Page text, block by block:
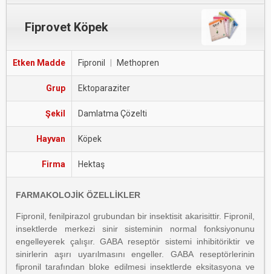
Fiprovet Köpek
Etken Madde Fipronil Methopren
Grup Ektoparaziter
Şekil Damlatma Çözelti
Hayvan Köpek
Firma Hektaş
FARMAKOLOJİK ÖZELLİKLER
Fipronil, fenilpirazol grubundan bir insektisit akarisittir. Fipronil,
insektlerde merkezi sinir sisteminin normal fonksiyonunu
engelleyerek çalışır. GABA reseptör sistemi inhibitöriktir ve
sinirlerin aşırı uyarılmasını engeller. GABA reseptörlerinin
fipronil tarafından bloke edilmesi insektlerde eksitasyona ve